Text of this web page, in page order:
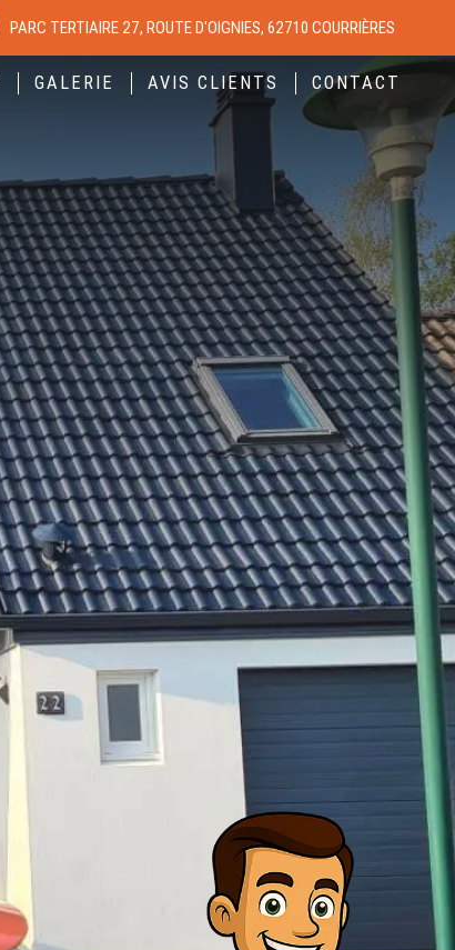
PARC TERTIAIRE 27, ROUTE D'OIGNIES, 62710 COURRIÈRES
GALERIE AVIS CLIENTS CONTACT